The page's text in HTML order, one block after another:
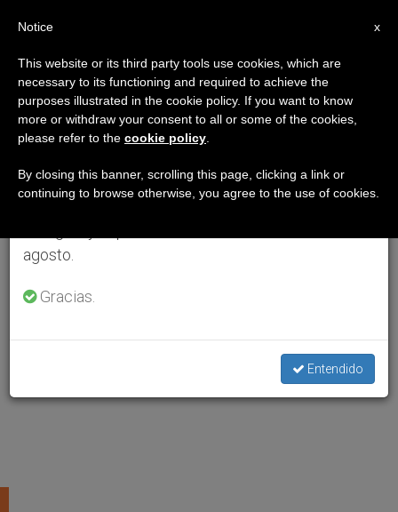
×
Aviso importante
Del 27 de julio al 7 de agosto haremos la pausa
anual, aprovechando que en el periodo de verano
se generan menos informaciones y también el
agosto.
Gracias.
Entendido
x
Notice
This website or its third party tools use cookies, which are
necessary to its functioning and required to achieve the
purposes illustrated in the cookie policy. If you want to know
more or withdraw your consent to all or some of the cookies,
please refer to the cookie policy
By closing this banner, scrolling this page, clicking a link or
continuing to browse otherwise, you agree to the use of cookies.